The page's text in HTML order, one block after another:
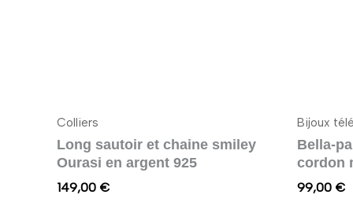
Colliers
Long sautoir et chaine smiley
Ourasi en argent 925
149,00 €
Bijoux
Bella-
cordon
99,00 €